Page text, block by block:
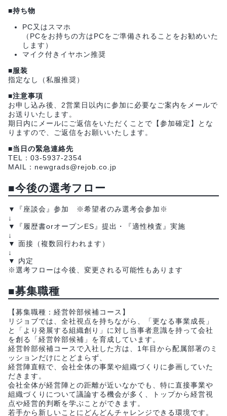
■持ち物
PC又はスマホ
（PCをお持ちの方はPCをご準備されることをお勧めいた
します）
マイク付きイヤホン推奨
■服装
指定なし（私服推奨）
■注意事項
お申し込み後、2営業日以内に参加に必要なご案内をメールで
お送りいたします。
期日内にメールにご返信をいただくことで【参加確定】とな
りますので、ご返信をお願いいたします。
■当日の緊急連絡先
TEL：03-5937-2354
MAIL：newgrads@rejob.co.jp
■今後の選考フロー
▼『座談会』参加 ※希望者のみ選考会参加※
↓
▼『履歴書orオープンES』提出・『適性検査』実施
↓
▼ 面接（複数回行われます）
↓
▼ 内定
※選考フローは今後、変更される可能性もあります
■募集職種
【募集職種：経営幹部候補コース】
リジョブでは、全社視点を持ちながら、「更なる事業成長」
と「より発展する組織創り」に対し当事者意識を持って会社
を創る「経営幹部候補」を育成しています。
経営幹部候補コースで入社した方は、1年目から配属部署のミ
ッションだけにとどまらず、
経営陣直轄で、会社全体の事業や組織づくりに参画していた
だきます。
会社全体が経営陣との距離が近いなかでも、特に直接事業や
組織づくりについて議論する機会が多く、トップから経営視
点や経営的判断を学ぶことができます。
若手から新しいことにどんどんチャレンジできる環境です。